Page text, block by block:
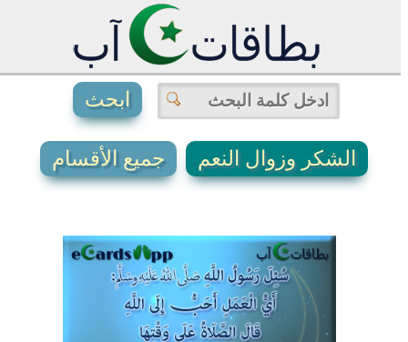
الشكر وزوال النعم جميع الأقسام
0
1
2